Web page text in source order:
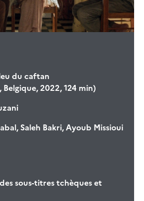
du caftan
2022, 124 min)
Saleh Bakri, Ayoub Missioui
sous-titres tchèques et